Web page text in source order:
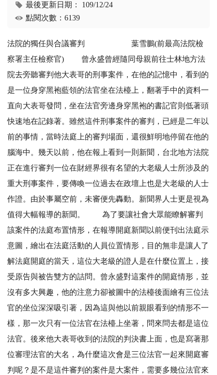
最後更新日期： 109/12/24
點閱次數：6139
法院的獨任與合議審判 葉雪鵬(前最高法院檢
察署主任檢察官) 曾永盛曾經隨同母親前往士林地方法
院去旁聽審判他大表哥的刑事案件，在他的記憶中，看到的
是一位身穿黑袍藍領的法官坐在法檯上，翻著手中的資料一
直向大表哥發問，坐在法官旁邊身穿黑袍的書記官則低著頭
快速地在記錄著。雖然這件刑事案件的審判，已經是二年以
前的事情，當時法庭上的審判場面，還很鮮明地停留在他的
腦海中。幾天以前，他在報上看到一則新聞，台北地方法院
正在進行審判一位在財經界很有名望的大老級人士所涉及的
重大刑事案件，要傳喚一位過去在政壇上也是大老級的人士
作證。由於事屬空前，未審便先轟動。新聞界人士更是視為
值得大幅報導的新聞。 為了要讓社會大眾能瞭解審判
該案件的法庭布置情形，在報導開庭新聞以前便刊出法庭示
意圖，繪出在法庭活動的人員位置情形，目的無非是讓人了
解法庭開庭的當天，這位大老級的證人是在什麼位置上，接
受原告與被告雙方的詰問。曾永盛對這案件的開庭情形，並
沒有多大興趣，他的注意力卻被圖中的法檯後面繪有三位法
官的坐位深深吸引著，因為這與他以前親眼看到的情形不一
樣，那一次只有一位法官在法檯上坐著，問來問去都是這位
法官。後來他大表哥收到的法院的判決書上面，也是寫著那
位審理法官的大名，為什麼這次會是三位法官一起來開庭審
判呢？是不是這件審判的案件是大案件，需要多幾位法官來